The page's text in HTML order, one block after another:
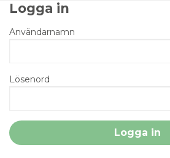
Logga in
Användarnamn
Lösenord